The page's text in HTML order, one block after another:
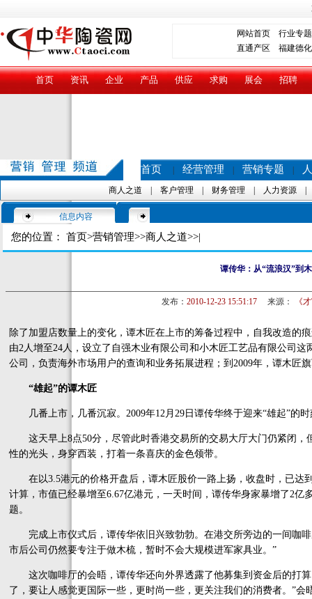
网站首页
行业专题
直通产区 福建德化
首页 资讯 企业 产品 供应 求购 展会 招聘
首页 经营管理 营销专题
商人之道 客户管理 财务管理 人力资源
信息内容
您的位置： 首页>营销管理>>商人之道>>|
谭传华：从“流浪汉”到
发布： 2010-12-23 15:51:17来源： 《
除了加盟店数量上的变化，谭木匠在上市的筹备过程中，自我改造的
由2人增至24人，设立了自强木业有限公司和小木匠工艺品有限公司
公司，负责海外市场用户的查询和业务拓展进程；到2009年，谭木匠
“雄起”的谭木匠
几番上市，几番沉寂。2009年12月29日谭传华终于迎来“雄起”的时
这天早上8点50分，尽管此时香港交易所的交易大厅大门仍紧闭，
性的光头，身穿西装，打着一条喜庆的金色领带。
在以3.5港元的价格开盘后，谭木匠股价一路上扬，收盘时，已达
计算，市值已经暴增至6.67亿港元，一天时间，谭传华身家暴增了2
题。
完成上市仪式后，谭传华依旧兴致勃勃。在港交所旁边的一间咖啡
市后公司仍然要专注于做木梳，暂时不会大规模进军家具业。”
这次咖啡厅的会晤，谭传华还向外界透露了他募集到资金后的打算
了，要让人感觉更国际一些，更时尚一些，更关注我们的消费者。”会